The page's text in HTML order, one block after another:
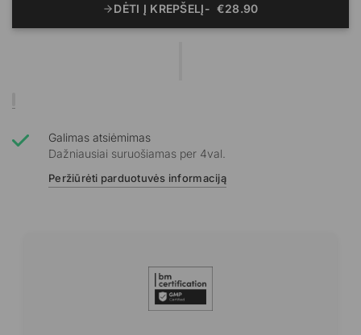
DĖTI Į KREPŠELĮ €28.90
Galimas atsiėmimas
Dažniausiai suruošiamas per 4val.
Peržiūrėti parduotuvės informaciją